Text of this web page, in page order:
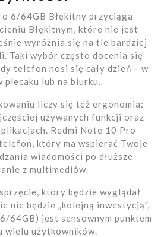
6/64GB Błękitny przyciąga
Błękitnym, które nie jest
wyróżnia się na tle bardziej
Taki wybór często docenia się
telefon nosi się cały dzień – w
plecaku lub na biurku.
liczy się też ergonomia:
używanych funkcji oraz
Redmi Note 10 Pro
który ma wspierać Twoje
wiadomości po dłuższe
z multimediów.
który będzie wyglądał
nie będzie „kolejną inwestycją”,
64GB) jest sensownym punktem
wielu użytkowników.